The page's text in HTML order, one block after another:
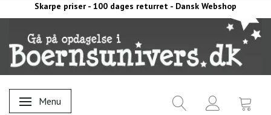
Skarpe priser - 100 dages returret - Dansk Webshop
Skifte navigation
Menu